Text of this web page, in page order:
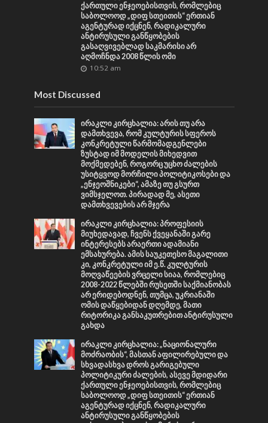
ქართული ენჯეოებისთვის, რომლებიც
საბოლოოდ „დიფ სთეითის“ ერთიან
აგენტურად იქცნენ, რადიკალური
ანტირუსული განწყობების
გასაღვივებლად საკმარისი არ
აღმოჩნდა 2008 წლის ომი
10:52 am
Most Discussed
ირაკლი კირცხალია: არის თუ არა
დამთხვევა, რომ კულტურის სფეროს
კონკრეტული წარმომადგენლები
ზუსტად იმ მოდელის მიხედვით
მოქმედებენ, როგორც უცხო ძალების
უსიტყვოდ მორჩილი პოლიტიკოსები და
„ენჯეოშნიკები“, ამაზე თუ გსურთ
ვიმსჯელოთ. პირადად მე, ასეთი
დამთხვევების არ მჯერა
ირაკლი კირცხალია: პროფესიის
მიუხედავად, ჩვენს ქვეყანაში გარე
ინტერესებს არაერთი ადამიანი
ემსახურება. ამის საუკეთესო მაგალითი
კი, კონკრეტული იმ ე.წ. კულტურის
მოღვაწეების ვრცელი სიაა, რომლებიც
2008-2022 წლებში რუსეთში საქმიანობას
არ ერიდებოდნენ, თუმცა, უკრიანაში
ომის დაწყებიდან დღემდე, მათი
რიტორიკა განსაკუთრებით ანტირუსული
გახდა
ირაკლი კირცხალია: „ნაციონალური
მოძრაობის“, მასთან აფილირებული და
სხვადასხვა დროს გარიგებული
პოლიტიკური ძალების, ასევე მდიდარი
ქართული ენჯეოებისთვის, რომლებიც
საბოლოოდ „დიფ სთეითის“ ერთიან
აგენტურად იქცნენ, რადიკალური
ანტირუსული განწყობების